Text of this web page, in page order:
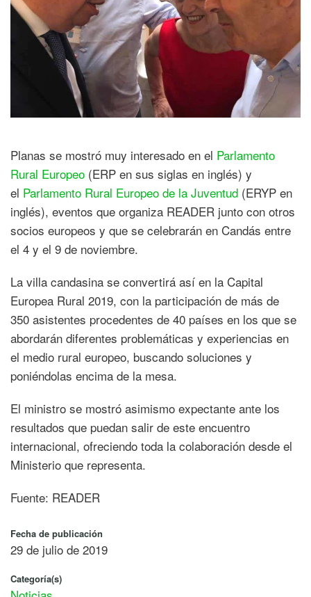
Planas se mostró muy interesado en el Parlamento
Rural Europeo (ERP en sus siglas en inglés) y
el Parlamento Rural Europeo de la Juventud (ERYP en
inglés), eventos que organiza READER junto con otros
socios europeos y que se celebrarán en Candás entre
el 4 y el 9 de noviembre.
La villa candasina se convertirá así en la Capital
Europea Rural 2019, con la participación de más de
350 asistentes procedentes de 40 países en los que se
abordarán diferentes problemáticas y experiencias en
el medio rural europeo, buscando soluciones y
poniéndolas encima de la mesa.
El ministro se mostró asimismo expectante ante los
resultados que puedan salir de este encuentro
internacional, ofreciendo toda la colaboración desde el
Ministerio que representa.
Fuente: READER
Fecha de publicación
29 de julio de 2019
Categoría(s)